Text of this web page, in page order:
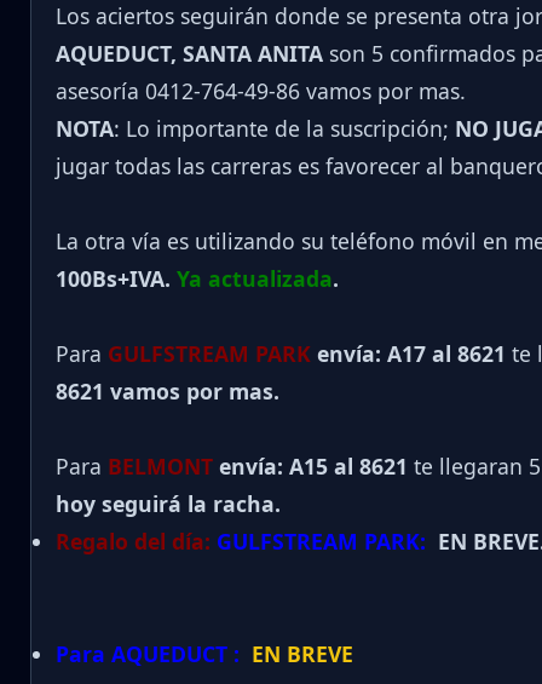
Los aciertos seguirán donde se presenta otra
AQUEDUCT, SANTA ANITA son 5 confirmados
asesoría 0412-764-49-86 vamos por mas.
NOTA: Lo importante de la suscripción; NO
jugar todas las carreras es favorecer al
La otra vía es utilizando su teléfono móvil en
100Bs+IVA. Ya actualizada.
Para GULFSTREAM PARK envía: A17 al 8621 te
8621 vamos por mas.
Para BELMONT envía: A15 al 8621 te llegaran
hoy seguirá la racha.
Regalo del día: GULFSTREAM PARK: EN
Para AQUEDUCT : EN BREVE